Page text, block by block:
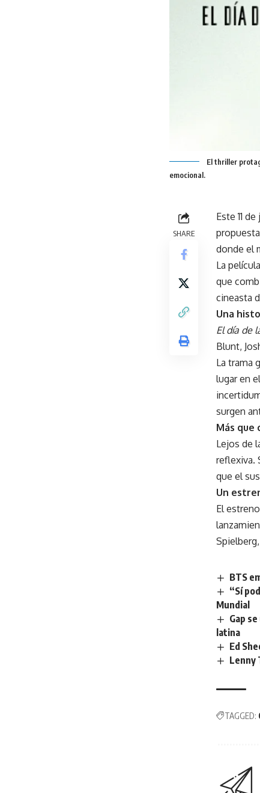
El thriller
emocional.
SHARE
Este 11
donde el
La
que
cineasta
Una
El día de
Blunt,
La trama
lugar en
surgen
Más que
Lejos de
reflexiva.
que el
Un
El
BTS
“Sí
Mundial
Gap
latina
Ed
Lenny
TAGGED: